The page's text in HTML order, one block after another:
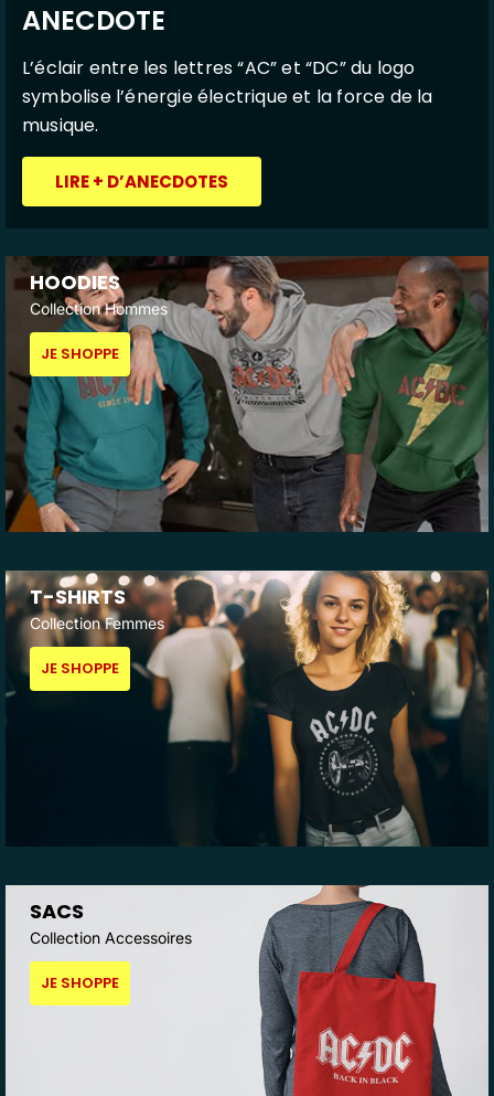
ANECDOTE
L’éclair entre les lettres “AC” et “DC” du logo
symbolise l’énergie électrique et la force de la
musique.
LIRE + D’ANECDOTES
HOODIES
Collection Hommes
JE SHOPPE
T-SHIRTS
Collection Femmes
JE SHOPPE
SACS
Collection Accessoires
JE SHOPPE